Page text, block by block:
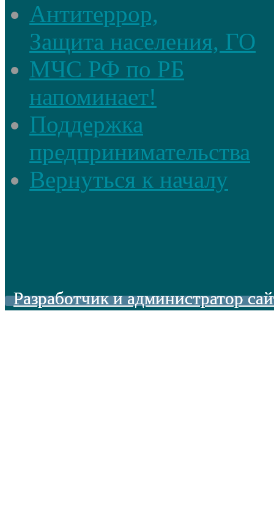
Антитеррор,
Защита населения, ГО
МЧС РФ по РБ
напоминает!
Поддержка
предпринимательства
Вернуться к началу
Разработчик и администратор